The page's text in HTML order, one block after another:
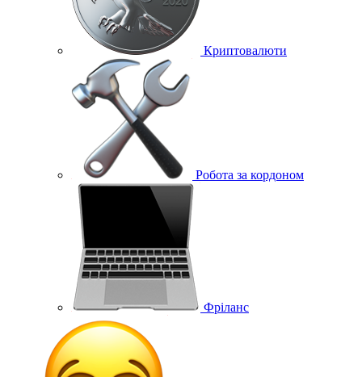
Криптовалюти
Робота за кордоном
Фріланс